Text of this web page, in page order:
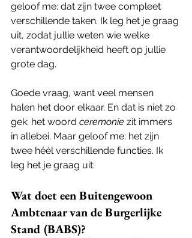
geloof me: dat zijn twee compleet
verschillende taken. Ik leg het je graag
uit, zodat jullie weten wie welke
verantwoordelijkheid heeft op jullie
grote dag.
Goede vraag, want veel mensen
halen het door elkaar. En dat is niet zo
gek: het woord ceremonie zit immers
in allebei. Maar geloof me: het zijn
twee héél verschillende functies. Ik
leg het je graag uit:
Wat doet een Buitengewoon
Ambtenaar van de Burgerlijke
Stand (BABS)?